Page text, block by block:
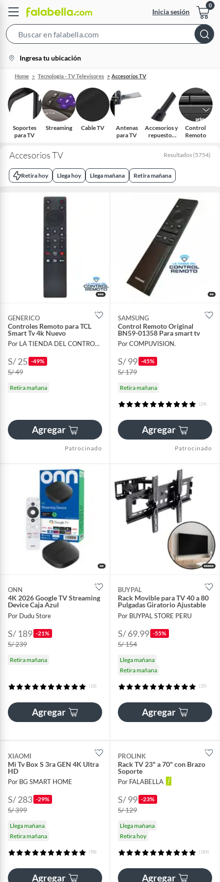
Inicia sesión
Bar
location-
icon
Ingresa tu ubicación
Home Tecnología - TV Televisores Accesorios TV
Soportes
para TV
Streaming Cable TV
Antenas
para TV
Accesorios y
repuestos
Control
Remoto
Accesorios TV Resultados (5754)
Retira hoy Llega hoy Llega mañana Retira mañana
GENERICO
Controles Remoto para TCL
Smart Tv 4k Nuevo
Por LA TIENDA DEL CONTROL REMOTO
S/ 25 -49%
S/ 49
Retira mañana
Agregar
Patrocinado
SAMSUNG
Control Remoto Original
BN59-01358 Para smart tv
Por COMPUVISION.
S/ 99 -45%
S/ 179
Retira mañana
(24)
Agregar
Patrocinado
ONN
4K 2026 Google TV Streaming
Device Caja Azul
Por Dudu Store
S/ 189 -21%
S/ 239
Retira mañana
(18)
Agregar
BUYPAL
Rack Movible para TV 40 a 80
Pulgadas Giratorio Ajustable
Por BUYPAL STORE PERU
S/ 69.99 -55%
S/ 154
Llega mañana
Retira mañana
(35)
Agregar
XIAOMI
Mi Tv Box S 3ra GEN 4K Ultra
HD
Por BG SMART HOME
S/ 283 -29%
S/ 399
Llega mañana
Retira mañana
(98)
Agregar
PROLINK
Rack TV 23" a 70" con Brazo
Soporte
Por FALABELLA
S/ 99 -23%
S/ 129
Llega mañana
Retira hoy
(184)
Agregar